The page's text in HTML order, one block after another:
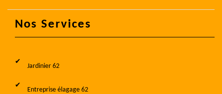
Nos Services
Jardinier 62
Entreprise élagage 62